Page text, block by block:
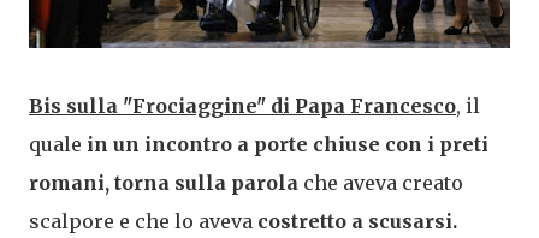
Bis sulla "Frociaggine" di Papa Francesco, il
quale in un incontro a porte chiuse con i preti
romani, torna sulla parola che aveva creato
scalpore e che lo aveva costretto a scusarsi.